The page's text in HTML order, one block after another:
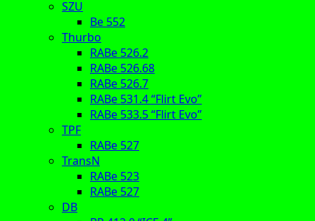
SZU
Be 552
Thurbo
RABe 526.2
RABe 526.68
RABe 526.7
RABe 531.4 “Flirt Evo”
RABe 533.5 “Flirt Evo”
TPF
RABe 527
TransN
RABe 523
RABe 527
DB